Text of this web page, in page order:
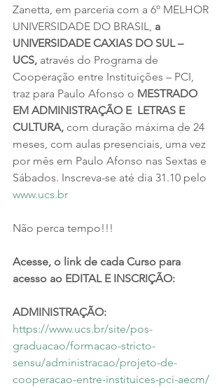
Zanetta, em parceria com a 6º MELHOR
UNIVERSIDADE DO BRASIL, a
UNIVERSIDADE CAXIAS DO SUL –
UCS, através do Programa de
Cooperação entre Instituições – PCI,
traz para Paulo Afonso o MESTRADO
EM ADMINISTRAÇÃO E  LETRAS E
CULTURA, com duração máxima de 24
meses, com aulas presenciais, uma vez
por mês em Paulo Afonso nas Sextas e
Sábados. Inscreva-se até dia 31.10 pelo
www.ucs.br
Não perca tempo!!!
Acesse, o link de cada Curso para
acesso ao EDITAL E INSCRIÇÃO:
ADMINISTRAÇÃO:
https://www.ucs.br/site/pos-
graduacao/formacao-stricto-
sensu/administracao/projeto-de-
cooperacao-entre-instituices-pci-aecm/